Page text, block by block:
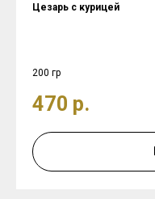
Цезарь с курицей
200 гр
470 р.